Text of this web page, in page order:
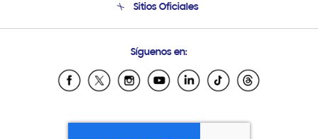
Condiciones de Compra
Soporte vía eMail
Sitios Oficiales
Samsung Ecuador
Samsung El Salvador
Samsung Honduras
Síguenos en: